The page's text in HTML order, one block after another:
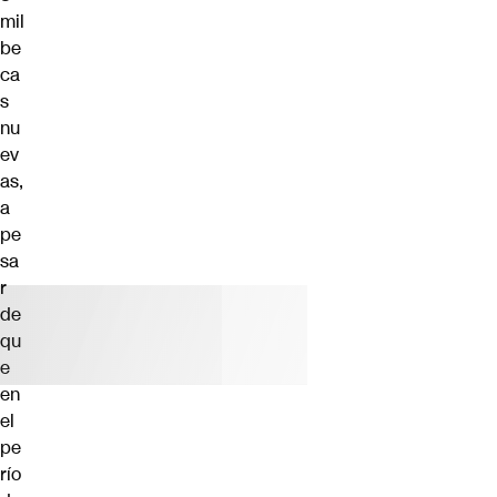
mil
be
ca
s
nu
ev
as,
a
pe
sa
r
de
qu
e
en
el
pe
río